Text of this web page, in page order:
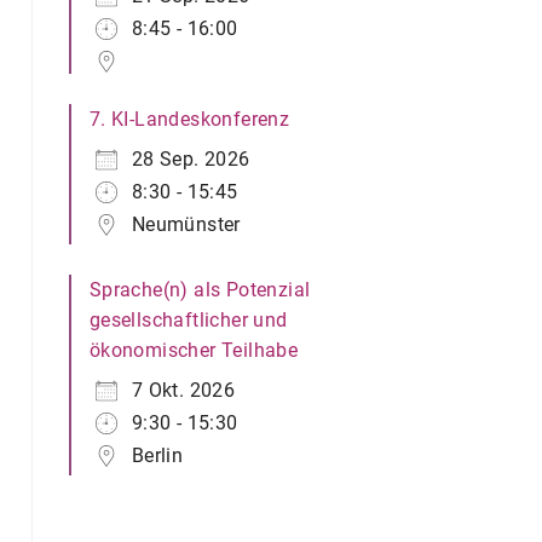
8:45 - 16:00
7. KI-Landeskonferenz
28 Sep. 2026
8:30 - 15:45
Neumünster
Sprache(n) als Potenzial
gesellschaftlicher und
ökonomischer Teilhabe
7 Okt. 2026
9:30 - 15:30
Berlin